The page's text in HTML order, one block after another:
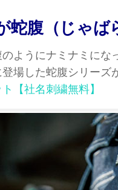
腹（じゃば
ようにナミナミにな
場した蛇腹シリーズ
【社名刺繍無料】